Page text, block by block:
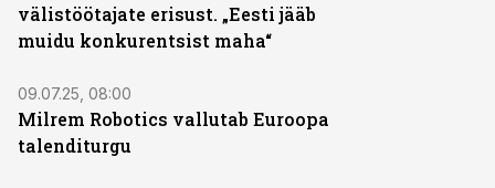
välistöötajate erisust. „Eesti jääb
muidu konkurentsist maha“
09.07.25, 08:00
Milrem Robotics vallutab Euroopa
talenditurgu